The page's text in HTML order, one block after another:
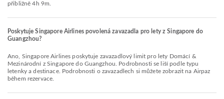
přibližně 4h 9m.
Poskytuje Singapore Airlines povolená zavazadla pro lety z Singapore do
Guangzhou?
Ano, Singapore Airlines poskytuje zavazadlový limit pro lety Domácí &
Mezinárodní z Singapore do Guangzhou. Podrobnosti se liší podle typu
letenky a destinace. Podrobnosti o zavazadlech si můžete zobrazit na Airpaz
během rezervace.